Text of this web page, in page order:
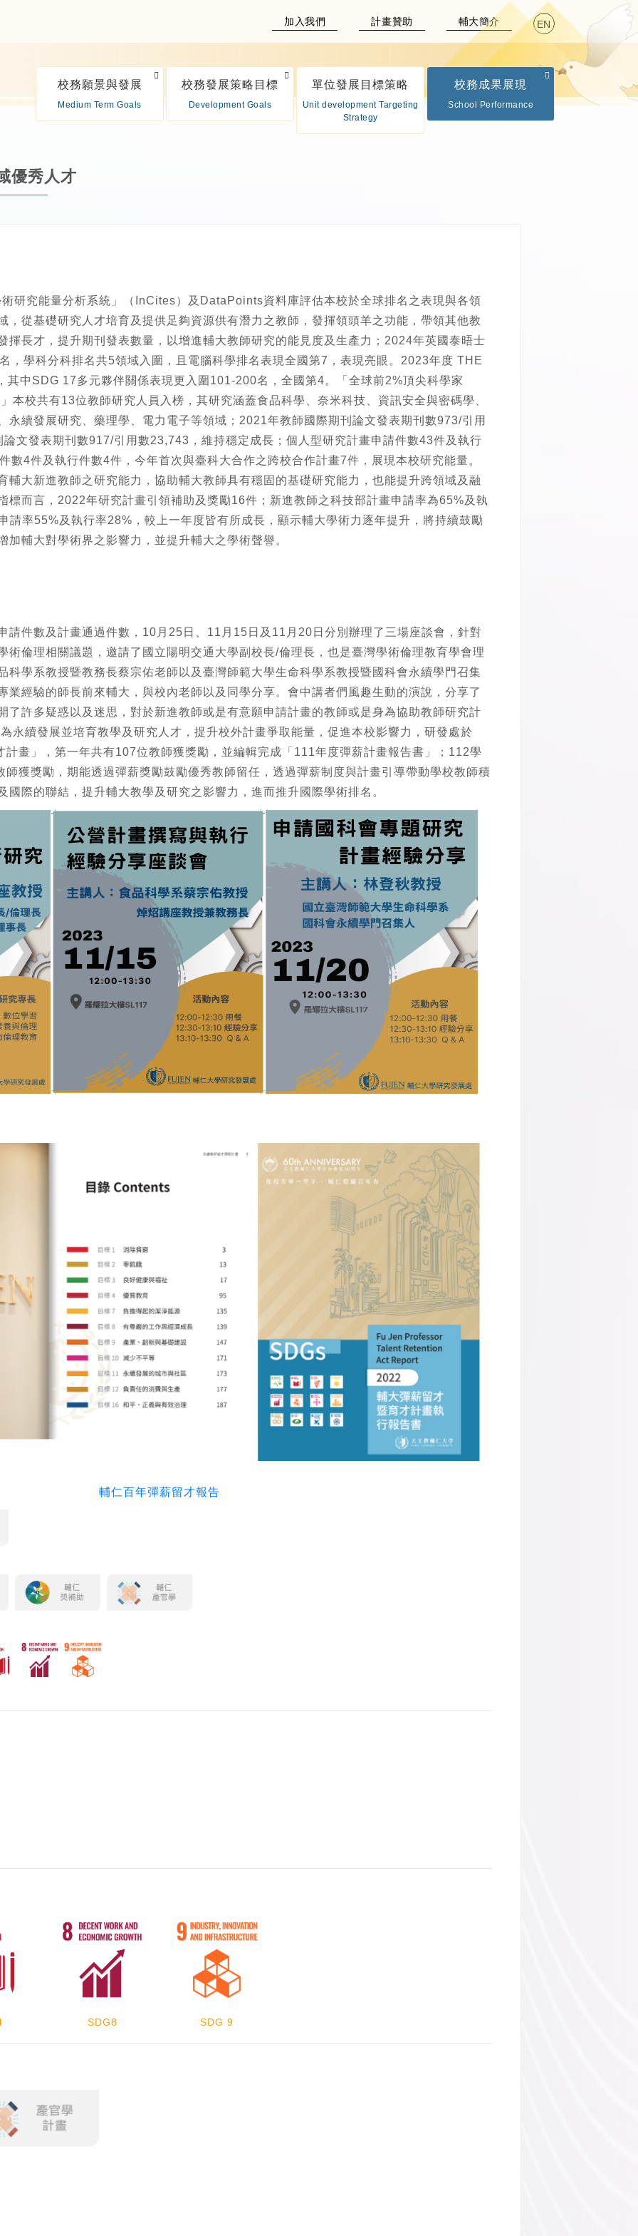
加入我們 計畫贊助 輔大簡介 EN
校務願景與發展
Medium Term Goals
校務發展策略目標
Development Goals
單位發展目標策略
Unit development Targeting
Strategy
校務成果展現
School Performance
優秀人才
研究能量分析系統」（InCites）及DataPoints資料庫評估本校於全球排名之表現與各領
，從基礎研究人才培育及提供足夠資源供有潛力之教師，發揮領頭羊之功能，帶領其他教
揮長才，提升期刊發表數量，以增進輔大教師研究的能見度及生產力；2024年英國泰晤士
，學科分科排名共5領域入圍，且電腦科學排名表現全國第7，表現亮眼。2023年度 THE
其中SDG 17多元夥伴關係表現更入圍101-200名，全國第4。「全球前2%頂尖科學家
本校共有13位教師研究人員入榜，其研究涵蓋食品科學、奈米科技、資訊安全與密碼學、
永續發展研究、藥理學、電力電子等領域；2021年教師國際期刊論文發表期刊數973/引用
文發表期刊數917/引用數23,743，維持穩定成長；個人型研究計畫申請件數43件及執行
數4件及執行件數4件，今年首次與臺科大合作之跨校合作計畫7件，展現本校研究能量。
輔大新進教師之研究能力，協助輔大教師具有穩固的基礎研究能力，也能提升跨領域及融
標而言，2022年研究計畫引領補助及獎勵16件；新進教師之科技部計畫申請率為65%及執
請率55%及執行率28%，較上一年度皆有所成長，顯示輔大學術力逐年提升，將持續鼓勵
加輔大對學術界之影響力，並提升輔大之學術聲譽。
請件數及計畫通過件數，10月25日、11月15日及11月20日分別辦理了三場座談會，針對
術倫理相關議題，邀請了國立陽明交通大學副校長/倫理長，也是臺灣學術倫理教育學會理
科學系教授暨教務長蔡宗佑老師以及臺灣師範大學生命科學系教授暨國科會永續學門召集
業經驗的師長前來輔大，與校內老師以及同學分享。會中講者們風趣生動的演說，分享了
了許多疑惑以及迷思，對於新進教師或是有意願申請計畫的教師或是身為協助教師研究計
永續發展並培育教學及研究人才，提升校外計畫爭取能量，促進本校影響力，研發處於
畫」，第一年共有107位教師獲獎勵，並編輯完成「111年度彈薪計畫報告書」；112學
獲獎勵，期能透過彈薪獎勵鼓勵優秀教師留任，透過彈薪制度與計畫引導帶動學校教師積
國際的聯結，提升輔大教學及研究之影響力，進而推升國際學術排名。
輔仁百年彈薪留才報告
SDG8 SDG 9